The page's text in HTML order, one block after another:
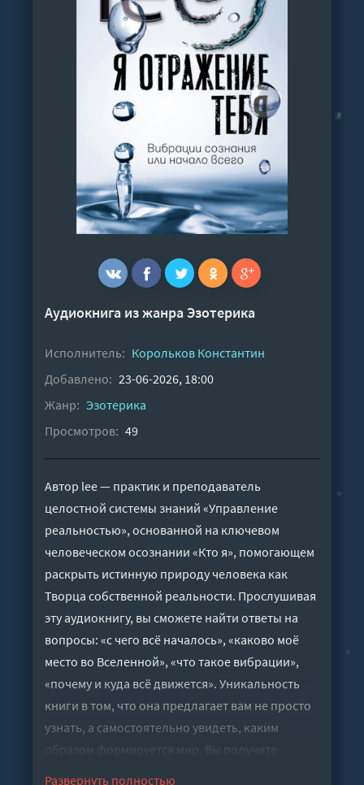
Аудиокнига из жанраЭзотерика
Исполнитель: Корольков Константин
Добавлено: 23-06-2026, 18:00
Жанр: Эзотерика
Просмотров: 49
Автор lee — практик и преподаватель
целостной системы знаний «Управление
реальностью», основанной на ключевом
человеческом осознании «Кто я», помогающем
раскрыть истинную природу человека как
Творца собственной реальности. Прослушивая
эту аудиокнигу, вы сможете найти ответы на
вопросы: «с чего всё началось», «каково моё
место во Вселенной», «что такое вибрации»,
«почему и куда всё движется». Уникальность
книги в том, что она предлагает вам не просто
узнать, а самостоятельно увидеть, каким
образом формируется мир. Вы получите
Развернуть полностью